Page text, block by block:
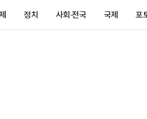
정치 사회·전국 국제 포